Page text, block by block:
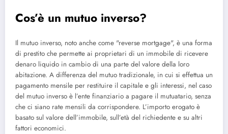
Cos’è un mutuo inverso?
Il mutuo inverso, noto anche come "reverse mortgage", è una forma
di prestito che permette ai proprietari di un immobile di ricevere
denaro liquido in cambio di una parte del valore della loro
abitazione. A differenza del mutuo tradizionale, in cui si effettua un
pagamento mensile per restituire il capitale e gli interessi, nel caso
del mutuo inverso è l’ente finanziario a pagare il mutuatario, senza
che ci siano rate mensili da corrispondere. L’importo erogato è
basato sul valore dell’immobile, sull’età del richiedente e su altri
fattori economici.